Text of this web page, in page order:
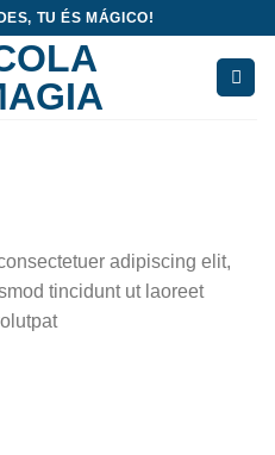
TU ÉS MÁGICO!
adipiscing elit,
tincidunt ut laoreet